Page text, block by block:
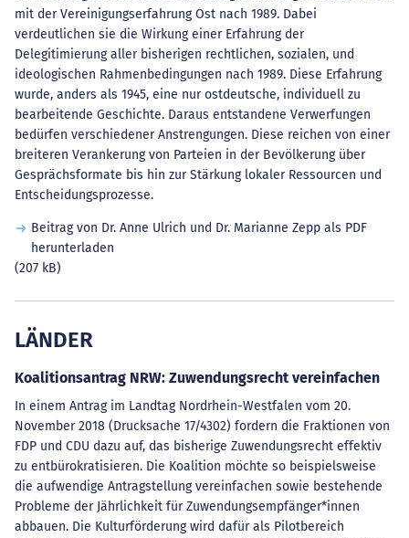
mit der Vereinigungserfahrung Ost nach 1989. Dabei
verdeutlichen sie die Wirkung einer Erfahrung der
Delegitimierung aller bisherigen rechtlichen, sozialen, und
ideologischen Rahmenbedingungen nach 1989. Diese Erfahrung
wurde, anders als 1945, eine nur ostdeutsche, individuell zu
bearbeitende Geschichte. Daraus entstandene Verwerfungen
bedürfen verschiedener Anstrengungen. Diese reichen von einer
breiteren Verankerung von Parteien in der Bevölkerung über
Gesprächsformate bis hin zur Stärkung lokaler Ressourcen und
Entscheidungsprozesse.
Beitrag von Dr. Anne Ulrich und Dr. Marianne Zepp als PDF
herunterladen
(207 kB)
LÄNDER
Koalitionsantrag NRW: Zuwendungsrecht vereinfachen
In einem Antrag im Landtag Nordrhein-Westfalen vom 20.
November 2018 (Drucksache 17/4302) fordern die Fraktionen von
FDP und CDU dazu auf, das bisherige Zuwendungsrecht effektiv
zu entbürokratisieren. Die Koalition möchte so beispielsweise
die aufwendige Antragstellung vereinfachen sowie bestehende
Probleme der Jährlichkeit für Zuwendungsempfänger*innen
abbauen. Die Kulturförderung wird dafür als Pilotbereich